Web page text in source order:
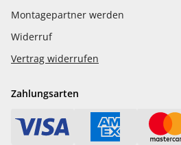
Montagepartner werden
Widerruf
Vertrag widerrufen
Zahlungsarten